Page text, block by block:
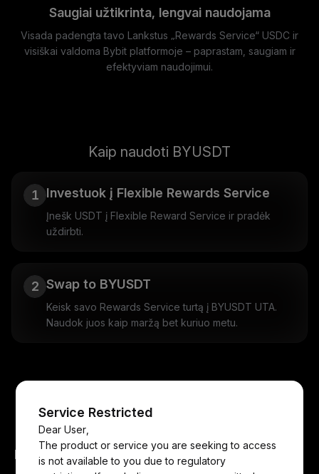
Service Restricted
Dear User,
The product or service you are seeking to access
is not available to you due to regulatory
Saugiai užtikrinta, lengvai naudojama
Visada padengta tavo Lankstus „Rewards Service“ USDC ir
visiškai valdoma Bybit platformoje – paprastam, saugiam ir
efektyviam naudojimui.
Kaip naudoti BYUSDT
1 Investuok į Flexible Rewards Service
Įnešk USDT į Flexible Reward Service ir pradėk
uždirbti.
2 Swap to BYUSDT
Keisk savo Rewards Service turtą į BYUSDT UTA.
Naudok juos kaip maržą bet kuriuo metu.
DUK
Kas yra BYUSDT?